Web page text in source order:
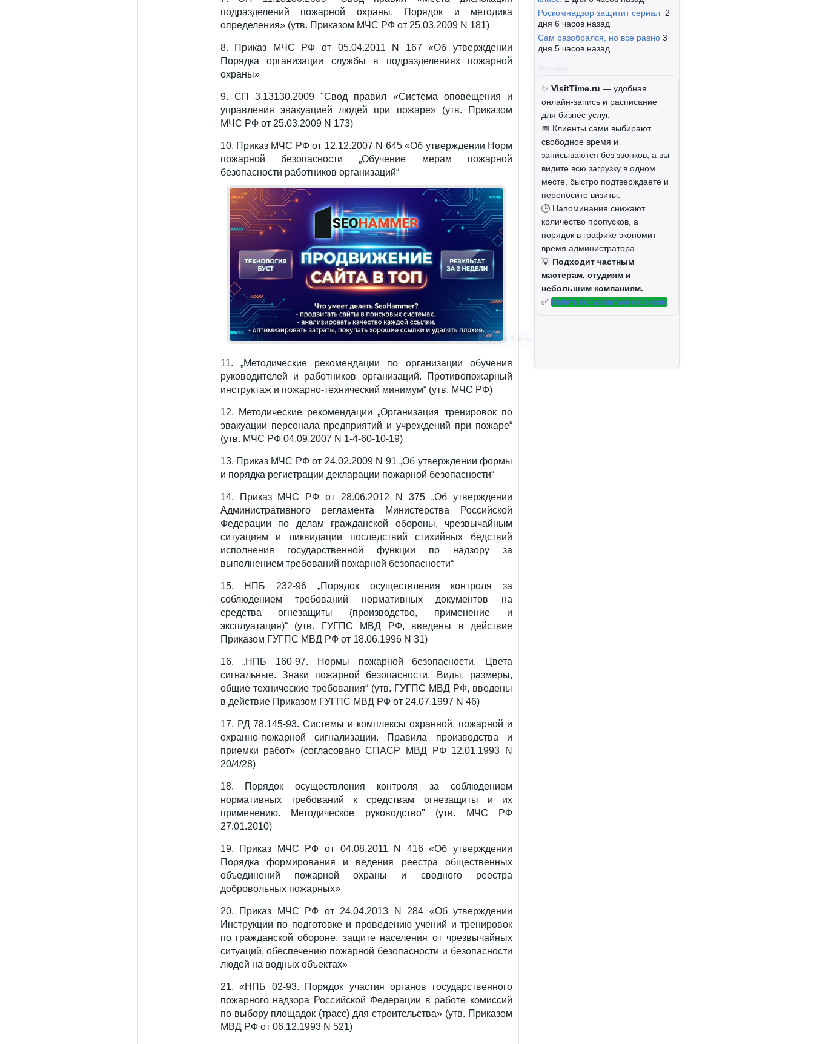
подразделений пожарной охраны. Порядок и методика
определения» (утв. Приказом МЧС РФ от 25.03.2009 N 181)
8. Приказ МЧС РФ от 05.04.2011 N 167 «Об утверждении
Порядка организации службы в подразделениях пожарной
охраны»
9. СП 3.13130.2009 "Свод правил «Система оповещения и
управления эвакуацией людей при пожаре» (утв. Приказом
МЧС РФ от 25.03.2009 N 173)
10. Приказ МЧС РФ от 12.12.2007 N 645 «Об утверждении Норм
пожарной безопасности „Обучение мерам пожарной
безопасности работников организаций“
�������
11. „Методические рекомендации по организации обучения
руководителей и работников организаций. Противопожарный
инструктаж и пожарно-технический минимум“ (утв. МЧС РФ)
12. Методические рекомендации „Организация тренировок по
эвакуации персонала предприятий и учреждений при пожаре“
(утв. МЧС РФ 04.09.2007 N 1-4-60-10-19)
13. Приказ МЧС РФ от 24.02.2009 N 91 „Об утверждении формы
и порядка регистрации декларации пожарной безопасности“
14. Приказ МЧС РФ от 28.06.2012 N 375 „Об утверждении
Административного регламента Министерства Российской
Федерации по делам гражданской обороны, чрезвычайным
ситуациям и ликвидации последствий стихийных бедствий
исполнения государственной функции по надзору за
выполнением требований пожарной безопасности“
15. НПБ 232-96 „Порядок осуществления контроля за
соблюдением требований нормативных документов на
средства огнезащиты (производство, применение и
эксплуатация)“ (утв. ГУГПС МВД РФ, введены в действие
Приказом ГУГПС МВД РФ от 18.06.1996 N 31)
16. „НПБ 160-97. Нормы пожарной безопасности. Цвета
сигнальные. Знаки пожарной безопасности. Виды, размеры,
общие технические требования“ (утв. ГУГПС МВД РФ, введены
в действие Приказом ГУГПС МВД РФ от 24.07.1997 N 46)
17. РД 78.145-93. Системы и комплексы охранной, пожарной и
охранно-пожарной сигнализации. Правила производства и
приемки работ» (согласовано СПАСР МВД РФ 12.01.1993 N
20/4/28)
18. Порядок осуществления контроля за соблюдением
нормативных требований к средствам огнезащиты и их
применению. Методическое руководство" (утв. МЧС РФ
27.01.2010)
19. Приказ МЧС РФ от 04.08.2011 N 416 «Об утверждении
Порядка формирования и ведения реестра общественных
объединений пожарной охраны и сводного реестра
добровольных пожарных»
20. Приказ МЧС РФ от 24.04.2013 N 284 «Об утверждении
Инструкции по подготовке и проведению учений и тренировок
по гражданской обороне, защите населения от чрезвычайных
ситуаций, обеспечению пожарной безопасности и безопасности
людей на водных объектах»
21. «НПБ 02-93. Порядок участия органов государственного
пожарного надзора Российской Федерации в работе комиссий
по выбору площадок (трасс) для строительства» (утв. Приказом
МВД РФ от 06.12.1993 N 521)
Роскомнадзор защитит сериал 2
дня 6 часов назад
Сам разобрался, но все равно 3
дня 5 часов назад
✨ VisitTime.ru — удобная
онлайн-запись и расписание
для бизнес услуг.
📅 Клиенты сами выбирают
свободное время и
записываются без звонков, а вы
видите всю загрузку в одном
месте, быстро подтверждаете и
переносите визиты.
🕒 Напоминания снижают
количество пропусков, а
порядок в графике экономит
время администратора.
💡 Подходит частным
мастерам, студиям и
небольшим компаниям.
✅ Начать пользоваться сервисом